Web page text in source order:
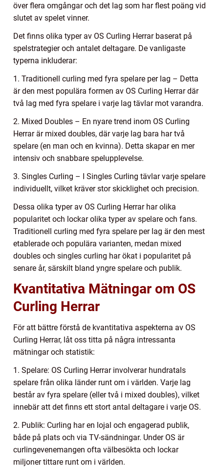
över flera omgångar och det lag som har flest poäng vid
slutet av spelet vinner.
Det finns olika typer av OS Curling Herrar baserat på
spelstrategier och antalet deltagare. De vanligaste
typerna inkluderar:
1. Traditionell curling med fyra spelare per lag – Detta
är den mest populära formen av OS Curling Herrar där
två lag med fyra spelare i varje lag tävlar mot varandra.
2. Mixed Doubles – En nyare trend inom OS Curling
Herrar är mixed doubles, där varje lag bara har två
spelare (en man och en kvinna). Detta skapar en mer
intensiv och snabbare spelupplevelse.
3. Singles Curling – I Singles Curling tävlar varje spelare
individuellt, vilket kräver stor skicklighet och precision.
Dessa olika typer av OS Curling Herrar har olika
popularitet och lockar olika typer av spelare och fans.
Traditionell curling med fyra spelare per lag är den mest
etablerade och populära varianten, medan mixed
doubles och singles curling har ökat i popularitet på
senare år, särskilt bland yngre spelare och publik.
Kvantitativa Mätningar om OS
Curling Herrar
För att bättre förstå de kvantitativa aspekterna av OS
Curling Herrar, låt oss titta på några intressanta
mätningar och statistik:
1. Spelare: OS Curling Herrar involverar hundratals
spelare från olika länder runt om i världen. Varje lag
består av fyra spelare (eller två i mixed doubles), vilket
innebär att det finns ett stort antal deltagare i varje OS.
2. Publik: Curling har en lojal och engagerad publik,
både på plats och via TV-sändningar. Under OS är
curlingevenemangen ofta välbesökta och lockar
miljoner tittare runt om i världen.